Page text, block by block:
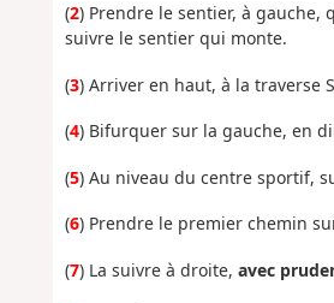
(2) Prendre le sentier, à gauche,
suivre le sentier qui monte.
(3) Arriver en haut, à la traverse
(4) Bifurquer sur la gauche, en
(5) Au niveau du centre sportif,
(6) Prendre le premier chemin
(7) La suivre à droite, avec